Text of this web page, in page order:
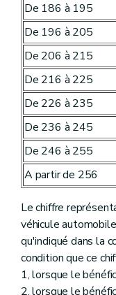
De 186 à 195
De 196 à 205
De 206 à 215
De 216 à 225
De 226 à 235
De 236 à 245
De 246 à 255
A partir de 256
Le chiffre
véhicule
qu'indiqué dans la
condition que ce
1, lorsque le
2, lorsque le